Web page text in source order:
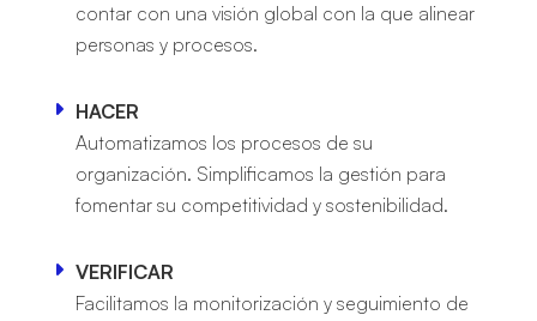
contar con una visión global con la que alinear
personas y procesos.
HACER
Automatizamos los procesos de su
organización. Simplificamos la gestión para
fomentar su competitividad y sostenibilidad.
VERIFICAR
Facilitamos la monitorización y seguimiento de